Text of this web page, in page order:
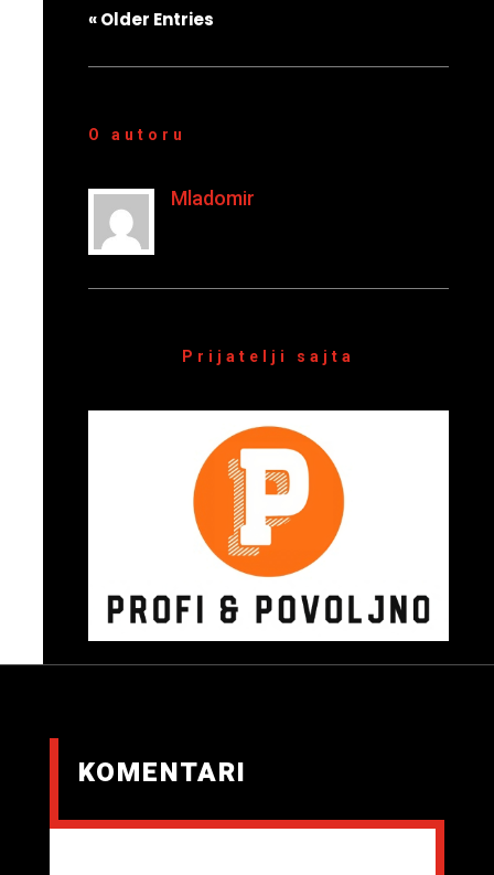
« Older Entries
O autoru
Mladomir
Prijatelji sajta
KOMENTARI